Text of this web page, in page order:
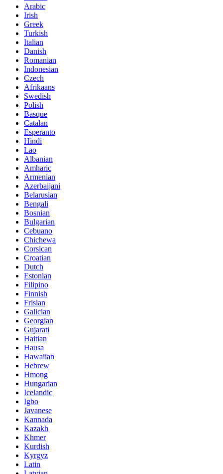
Arabic
Irish
Greek
Turkish
Italian
Danish
Romanian
Indonesian
Czech
Afrikaans
Swedish
Polish
Basque
Catalan
Esperanto
Hindi
Lao
Albanian
Amharic
Armenian
Azerbaijani
Belarusian
Bengali
Bosnian
Bulgarian
Cebuano
Chichewa
Corsican
Croatian
Dutch
Estonian
Filipino
Finnish
Frisian
Galician
Georgian
Gujarati
Haitian
Hausa
Hawaiian
Hebrew
Hmong
Hungarian
Icelandic
Igbo
Javanese
Kannada
Kazakh
Khmer
Kurdish
Kyrgyz
Latin